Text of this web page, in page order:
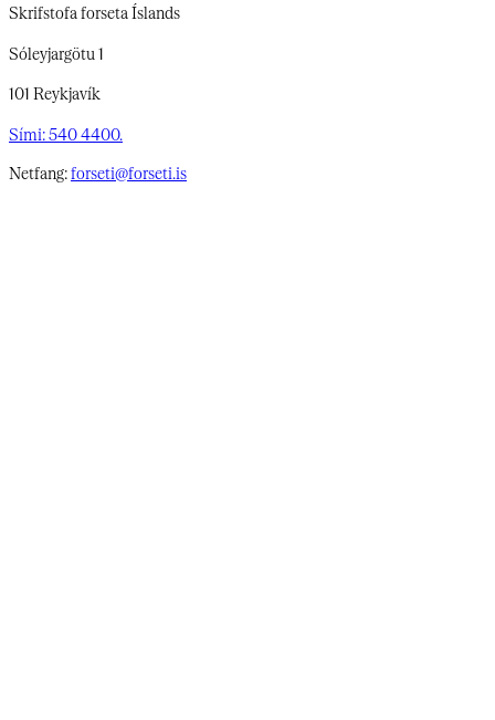
Skrifstofa forseta Íslands
Sóleyjargötu 1
101 Reykjavík
Sími: 540 4400.
Netfang:forseti@forseti.is